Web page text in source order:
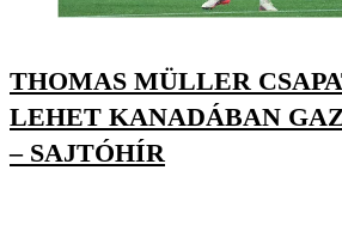
THOMAS MÜLLER
LEHET KANADÁBAN
– SAJTÓHÍR